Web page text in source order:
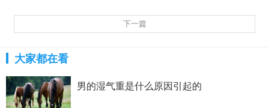
下一篇
大家都在看
男的湿气重是什么原因引起的